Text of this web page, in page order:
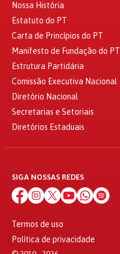
Nossa História
Estatuto do PT
Carta de Princípios do PT
Manifesto de Fundação do PT
Estrutura Partidária
Comissão Executiva Nacional
Diretório Nacional
Secretarias e Setoriais
Diretórios Estaduais
SIGA NOSSAS REDES
Termos de uso
Política de privacidade